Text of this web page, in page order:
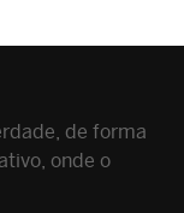
de forma
onde o